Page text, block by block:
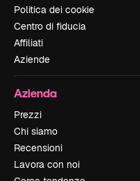
Politica dei cookie
Centro di fiducia
Affiliati
Aziende
Azienda
Prezzi
Chi siamo
Recensioni
Lavora con noi